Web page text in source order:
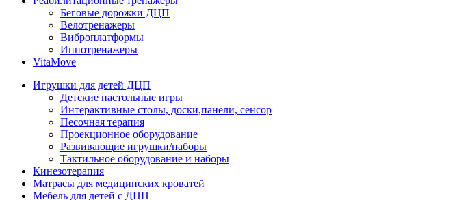
Беговые дорожки ДЦП
Велотренажеры
Виброплатформы
Иппотренажеры
VitaMove
Игрушки для детей ДЦП
Детские настольные игры
Интерактивные столы, доски,панели, сенсор
Песочная терапия
Проекционное оборудование
Развивающие игрушки/наборы
Тактильное оборудование и наборы
Кинезотерапия
Матрасы для медицинских кроватей
Мебель для детей с ДЦП